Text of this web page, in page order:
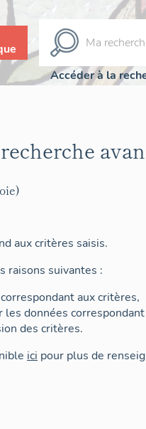
Accéder à la
aux critères saisis.
raisons suivantes :
aux critères,
les données
des critères.
ici pour plus de